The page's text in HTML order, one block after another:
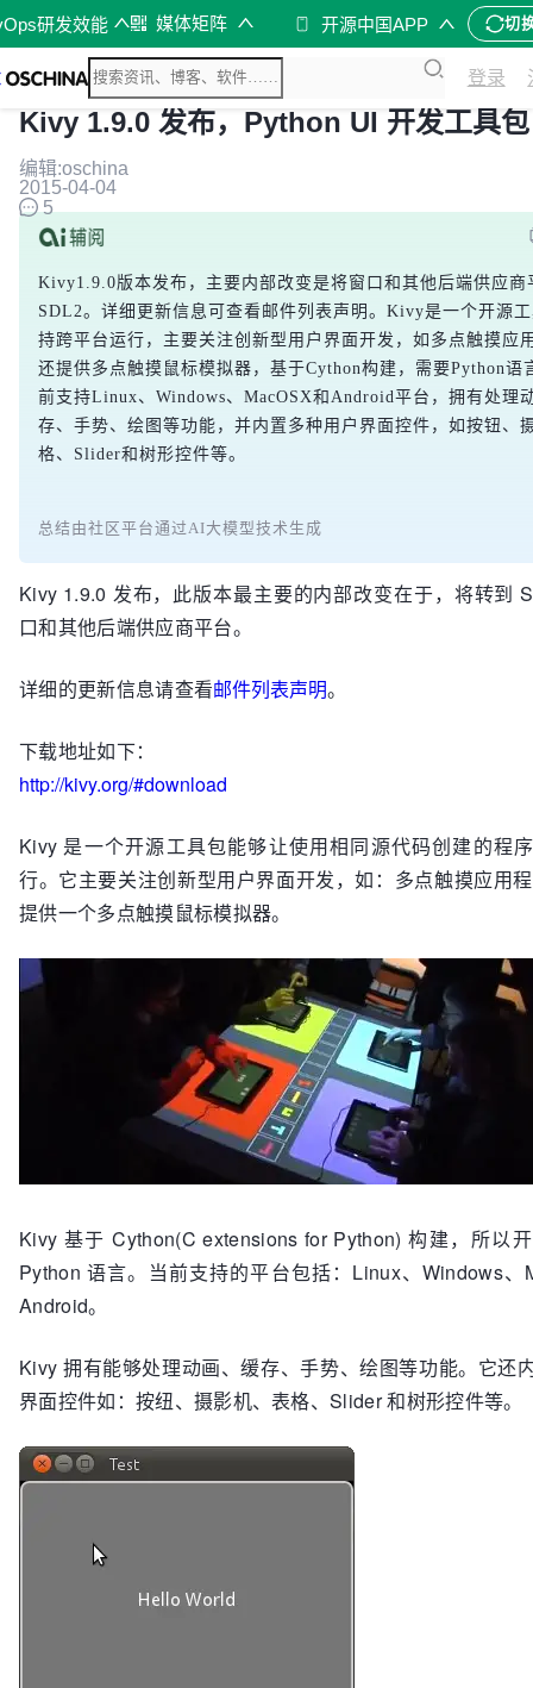
研发效能 媒体矩阵 开源中国APP 切
登录
Kivy 1.9.0 发布，Python UI 开发工具包
编辑:oschina
2015-04-04
5
Kivy1.9.0版本发布，主要内部改变是将窗口和其他后端供应商
SDL2。详细更新信息可查看邮件列表声明。Kivy是一个开源
持跨平台运行，主要关注创新型用户界面开发，如多点触摸应
还提供多点触摸鼠标模拟器，基于Cython构建，需要Python语
前支持Linux、Windows、MacOSX和Android平台，拥有处理
存、手势、绘图等功能，并内置多种用户界面控件，如按钮、
格、Slider和树形控件等。
总结由社区平台通过AI大模型技术生成
Kivy 1.9.0 发布，此版本最主要的内部改变在于，将转到
口和其他后端供应商平台。
详细的更新信息请查看邮件列表声明。
下载地址如下：
http://kivy.org/#download
Kivy 是一个开源工具包能够让使用相同源代码创建的程
行。它主要关注创新型用户界面开发，如：多点触摸应用
提供一个多点触摸鼠标模拟器。
Kivy 基于 Cython(C extensions for Python) 构建，所以
Python 语言。当前支持的平台包括：Linux、Windows、
Android。
Kivy 拥有能够处理动画、缓存、手势、绘图等功能。它还
界面控件如：按纽、摄影机、表格、Slider 和树形控件等。